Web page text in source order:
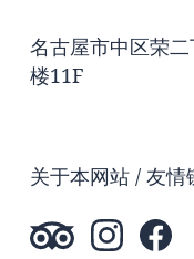
名古屋市中区荣
楼11F
关于本网站 友情